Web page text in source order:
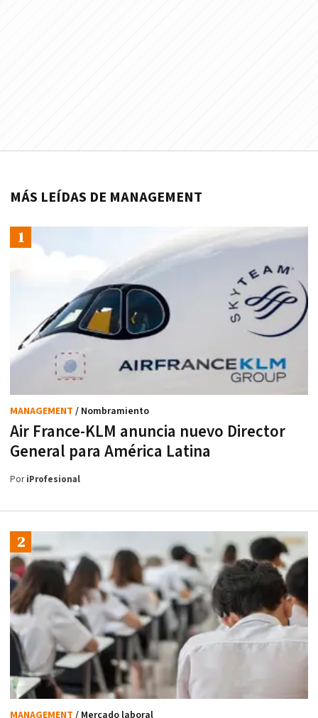
MÁS LEÍDAS DE MANAGEMENT
Air France-KLM anuncia nuevo Director
General para América Latina
MANAGEMENT / Nombramiento
PoriProfesional
MANAGEMENT / Mercado laboral